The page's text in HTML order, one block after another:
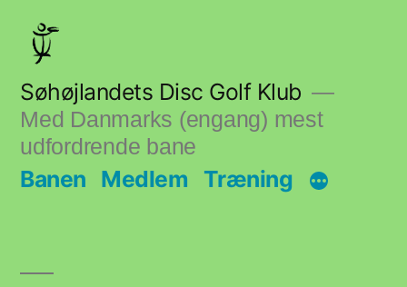
content
Søhøjlandets Disc Golf Klub
Med Danmarks (engang) mest
udfordrende bane
Banen Medlem Træning